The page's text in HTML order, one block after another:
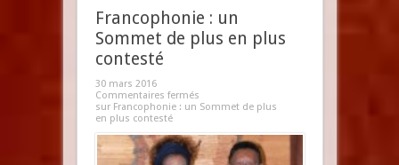
Francophonie : un
Sommet de plus en plus
contesté
30 mars 2016
Commentaires fermés
sur Francophonie : un Sommet de plus
en plus contesté